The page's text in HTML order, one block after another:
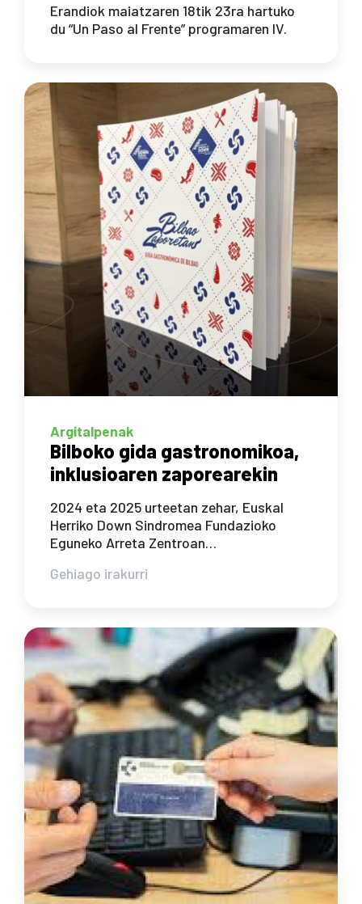
Erandiok maiatzaren 18tik 23ra hartuko
du “Un Paso al Frente” programaren IV.
Argitalpenak
Bilboko gida gastronomikoa,
inklusioaren zaporearekin
2024 eta 2025 urteetan zehar, Euskal
Herriko Down Sindromea Fundazioko
Eguneko Arreta Zentroan…
Gehiago irakurri